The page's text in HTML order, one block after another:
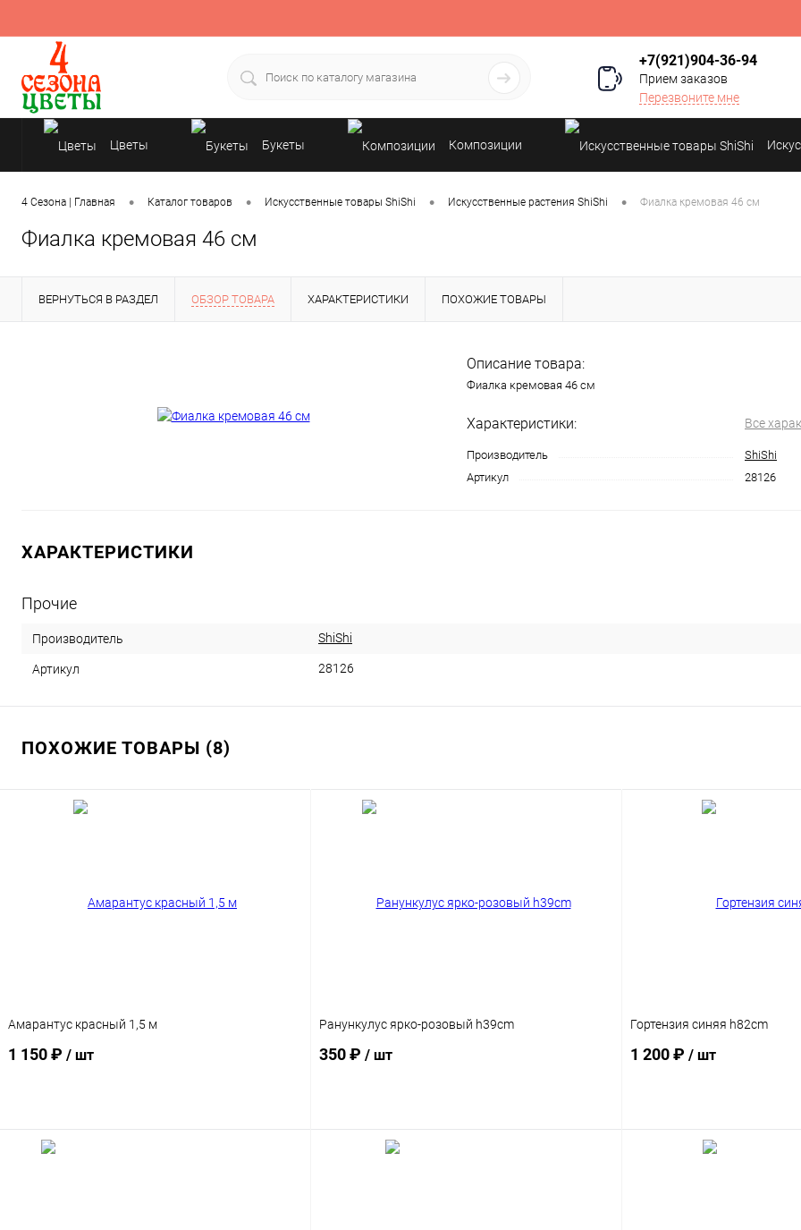
+7(921)904-36-94
Прием заказов
Перезвоните мне
Цветы Букеты Композиции
Подарки
4 Сезона | Главная • Каталог товаров • Искусственные товары ShiShi • Искусственные растения ShiShi • Фиалка кремовая 46 см
Фиалка кремовая 46 см
ВЕРНУТЬСЯ В РАЗДЕЛ ОБЗОР ТОВАРА ХАРАКТЕРИСТИКИ ПОХОЖИЕ ТОВАРЫ
Описание товара:
Фиалка кремовая 46 см
Характеристики: Все
Производитель
ShiShi
Артикул
28126
ХАРАКТЕРИСТИКИ
Прочие
Производитель ShiShi
Артикул 28126
ПОХОЖИЕ ТОВАРЫ (8)
Амарантус красный 1,5 м
1 150 ₽ / шт
В корзину
Ранункулус ярко-розовый h39cm
350 ₽ / шт
В корзину
Гортензия синяя h82cm
1 200 ₽ / шт
В